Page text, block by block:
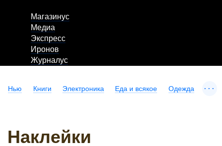
Магазинус
Медиа
Экспресс
Иронов
Журналус
Нью Книги Электроника Еда и всякое Одежда ...
Наклейки